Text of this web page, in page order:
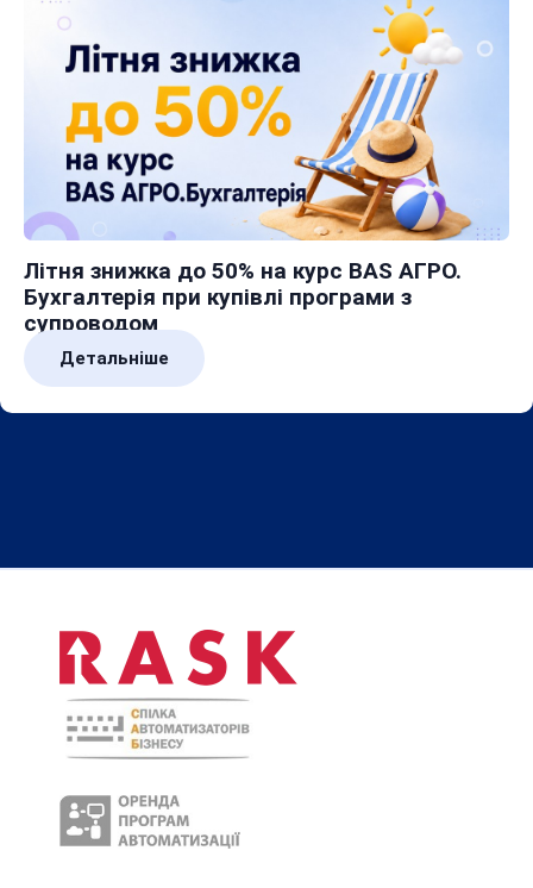
Літня знижка до 50% на курс BAS АГРО.
Бухгалтерія при купівлі програми з
супроводом
Детальніше